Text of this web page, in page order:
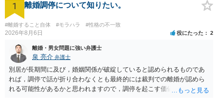
1 離婚調停について知りたい。
#離婚すること自体 #モラハラ #性格の不一致
2026年8月6日 役にたった 2
離婚・男女問題に強い弁護士
泉 亮介 弁護士
別居が長期間に及び，婚姻関係が破綻していると認められるものであ
れば，調停で話が折り合わなくとも最終的には裁判での離婚が認めら
れる可能性があるかと思われますので，調停を起こす価値はあるよう